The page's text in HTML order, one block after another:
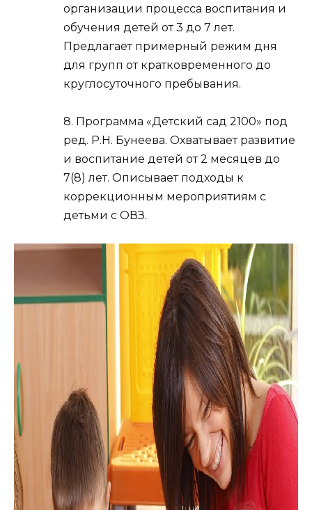
организации процесса воспитания и
обучения детей от 3 до 7 лет.
Предлагает примерный режим дня
для групп от кратковременного до
круглосуточного пребывания.
8. Программа «Детский сад 2100» под
ред. Р.Н. Бунеева. Охватывает развитие
и воспитание детей от 2 месяцев до
7(8) лет. Описывает подходы к
коррекционным мероприятиям с
детьми с ОВЗ.